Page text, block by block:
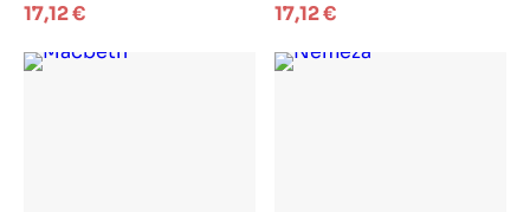
17,12€ 17,12€